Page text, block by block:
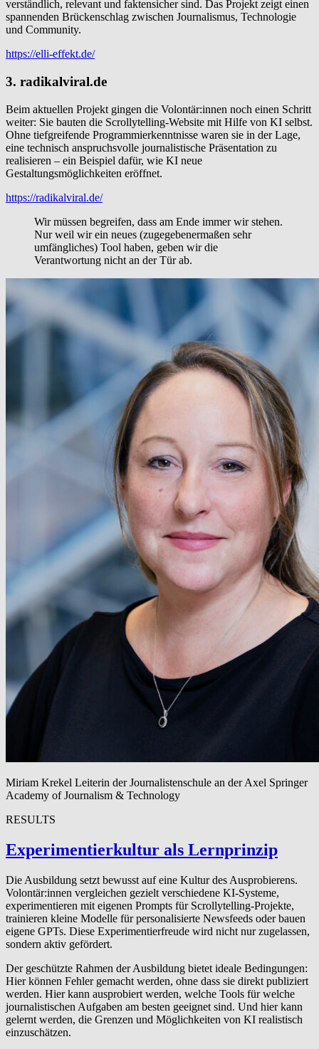
verständlich, relevant und faktensicher sind. Das Projekt zeigt einen
spannenden Brückenschlag zwischen Journalismus, Technologie
und Community.
https://elli-effekt.de/
3. radikalviral.de
Beim aktuellen Projekt gingen die Volontär:innen noch einen Schritt
weiter: Sie bauten die Scrollytelling-Website mit Hilfe von KI selbst.
Ohne tiefgreifende Programmierkenntnisse waren sie in der Lage,
eine technisch anspruchsvolle journalistische Präsentation zu
realisieren – ein Beispiel dafür, wie KI neue
Gestaltungsmöglichkeiten eröffnet.
https://radikalviral.de/
Wir müssen begreifen, dass am Ende immer wir stehen.
Nur weil wir ein neues (zugegebenermaßen sehr
umfängliches) Tool haben, geben wir die
Verantwortung nicht an der Tür ab.
Miriam Krekel Leiterin der Journalistenschule an der Axel Springer
Academy of Journalism & Technology
RESULTS
Exper­i­men­tierkul­tur als Lernprinzip
Die Ausbildung setzt bewusst auf eine Kultur des Ausprobierens.
Volontär:innen vergleichen gezielt verschiedene KI-Systeme,
experimentieren mit eigenen Prompts für Scrollytelling-Projekte,
trainieren kleine Modelle für personalisierte Newsfeeds oder bauen
eigene GPTs. Diese Experimentierfreude wird nicht nur zugelassen,
sondern aktiv gefördert.
Der geschützte Rahmen der Ausbildung bietet ideale Bedingungen:
Hier können Fehler gemacht werden, ohne dass sie direkt publiziert
werden. Hier kann ausprobiert werden, welche Tools für welche
journalistischen Aufgaben am besten geeignet sind. Und hier kann
gelernt werden, die Grenzen und Möglichkeiten von KI realistisch
einzuschätzen.